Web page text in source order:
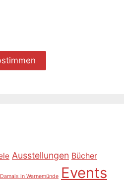
Ausstellungen Bücher
Damals in Warnemünde Events